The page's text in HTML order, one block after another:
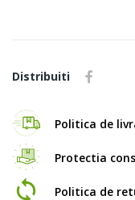
Distribuiti
Politica de
Protectia
Politica de